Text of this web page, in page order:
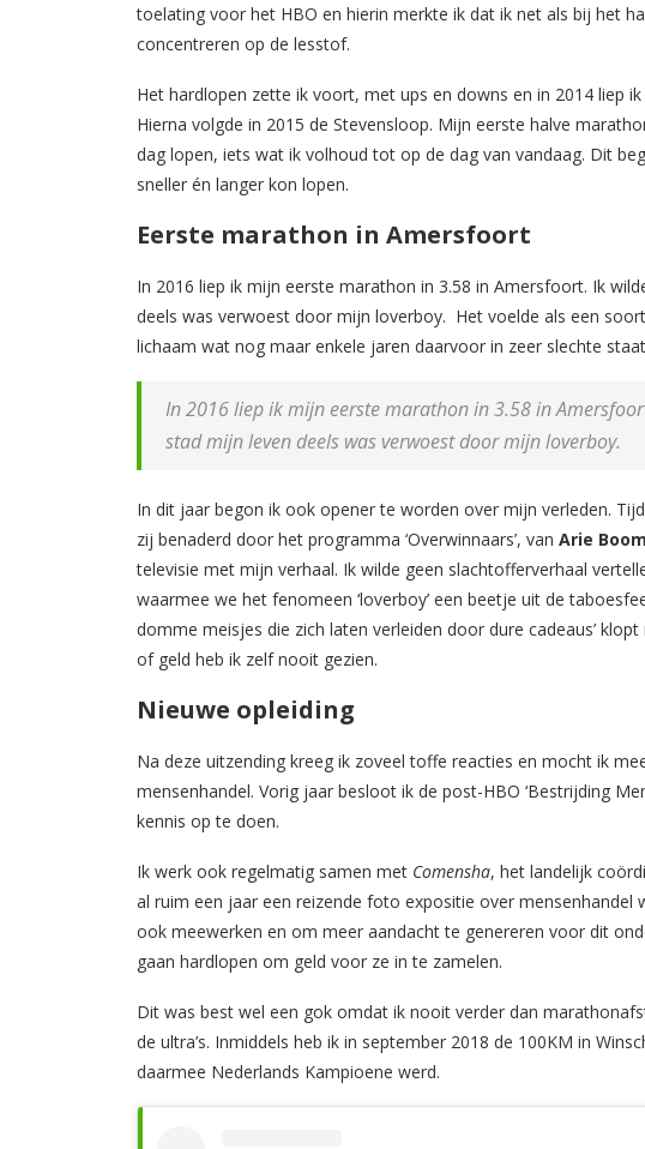
toelating voor het HBO en hierin merkte ik dat ik net als bij het
concentreren op de lesstof.
Het hardlopen zette ik voort, met ups en downs en in 2014 liep
Hierna volgde in 2015 de Stevensloop. Mijn eerste halve
dag lopen, iets wat ik volhoud tot op de dag van vandaag. Dit
sneller én langer kon lopen.
Eerste marathon in Amersfoort
In 2016 liep ik mijn eerste marathon in 3.58 in Amersfoort. Ik
deels was verwoest door mijn loverboy. Het voelde als een
lichaam wat nog maar enkele jaren daarvoor in zeer slechte
In 2016 liep ik mijn eerste marathon in 3.58 in
stad mijn leven deels was verwoest door mijn loverboy.
In dit jaar begon ik ook opener te worden over mijn verleden.
zij benaderd door het programma ‘Overwinnaars’, van Arie
televisie met mijn verhaal. Ik wilde geen slachtofferverhaal
waarmee we het fenomeen ‘loverboy’ een beetje uit de
domme meisjes die zich laten verleiden door dure cadeaus’ klopt
of geld heb ik zelf nooit gezien.
Nieuwe opleiding
Na deze uitzending kreeg ik zoveel toffe reacties en mocht ik
mensenhandel. Vorig jaar besloot ik de post-HBO ‘Bestrijding
kennis op te doen.
Ik werk ook regelmatig samen met Comensha, het landelijk
al ruim een jaar een reizende foto expositie over mensenhandel
ook meewerken en om meer aandacht te genereren voor dit
gaan hardlopen om geld voor ze in te zamelen.
Dit was best wel een gok omdat ik nooit verder dan
de ultra’s. Inmiddels heb ik in september 2018 de 100KM in
daarmee Nederlands Kampioene werd.